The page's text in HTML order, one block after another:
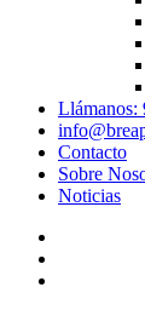
Llámanos:
Contacto
Sobre
Noticias